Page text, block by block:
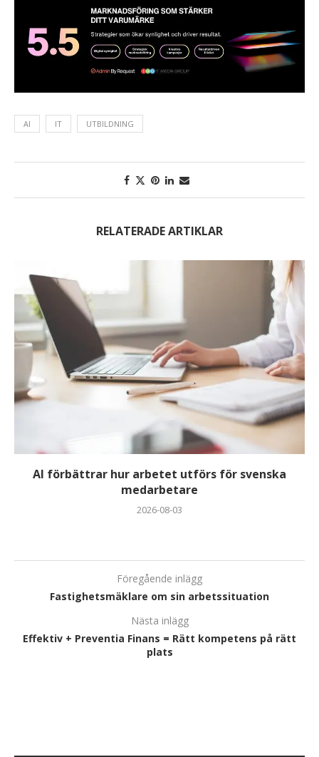
AI IT UTBILDNING
RELATERADE ARTIKLAR
AI förbättrar hur arbetet utförs för svenska
medarbetare
2026-08-03
Föregående inlägg
Fastighetsmäklare om sin arbetssituation
Nästa inlägg
Effektiv + Preventia Finans = Rätt kompetens på rätt
plats